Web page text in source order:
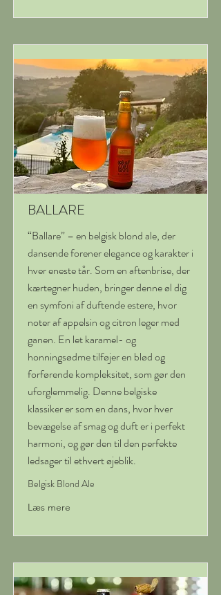
BALLARE
“Ballare” – en belgisk blond ale, der
dansende forener elegance og karakter i
hver eneste tår. Som en aftenbrise, der
kærtegner huden, bringer denne øl dig
en symfoni af duftende estere, hvor
noter af appelsin og citron leger med
ganen. En let karamel- og
honningsødme tilføjer en blød og
forførende kompleksitet, som gør den
uforglemmelig. Denne belgiske
klassiker er som en dans, hvor hver
bevægelse af smag og duft er i perfekt
harmoni, og gør den til den perfekte
ledsager til ethvert øjeblik.
Belgisk Blond Ale
Læs mere